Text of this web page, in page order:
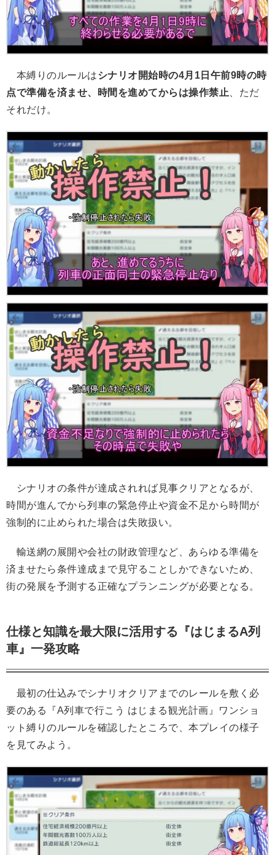
本縛りのルールはシナリオ開始時の4月1日午前9時の時
点で準備を済ませ、時間を進めてからは操作禁止 、ただ
それだけ。
シナリオの条件が達成されれば見事クリアとなるが、
時間が進んでから列車の緊急停止や資金不足から時間が
強制的に止められた場合は失敗扱い。
輸送網の展開や会社の財政管理など、あらゆる準備を
済ませたら条件達成まで見守ることしかできないため、
街の発展を予測する正確なプランニングが必要となる。
仕様と知識を最大限に活用する『はじまるA列
車』一発攻略
最初の仕込みでシナリオクリアまでのレールを敷く必
要のある『A列車で行こう はじまる観光計画』ワンショ
ット縛りのルールを確認したところで、本プレイの様子
を見てみよう。